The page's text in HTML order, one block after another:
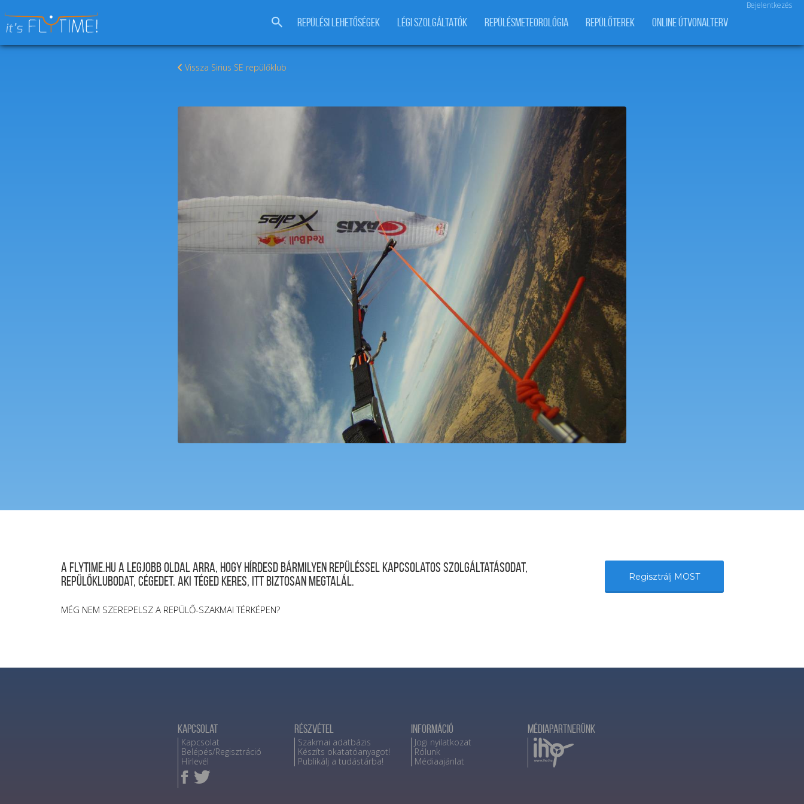
Bejelentkezés
REPÜLÉSI LEHETŐSÉGEK LÉGI SZOLGÁLTATÓK REPÜLÉSMETEOROLÓGIA REPÜLŐTEREK ONLINE ÚTVONALTERV
Keresés:
Vissza Sirius SE repülőklub
A FLYTIME.HU a legjobb oldal arra, hogy hírdesd bármilyen repüléssel kapcsolatos szolgáltatásodat,
repülőklubodat, cégedet. Aki téged keres, itt biztosan megtalál.
MÉG NEM SZEREPELSZ A REPÜLŐ-SZAKMAI TÉRKÉPEN?
Regisztrálj MOST
Kapcsolat
Kapcsolat
Belépés/Regisztráció
Hírlevél
Részvétel
Szakmai adatbázis
Készíts okatatóanyagot!
Publikálj a tudástárba!
Információ
Jogi nyilatkozat
Rólunk
Médiaajánlat
Médiapartnerünk